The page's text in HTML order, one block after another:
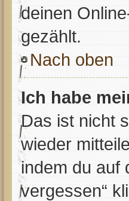
deinen
gezählt.
Nach oben
Ich habe
Das ist nicht
wieder
indem du auf
vergessen“